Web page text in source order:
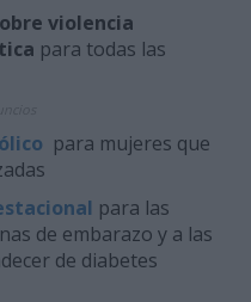
violencia
para todas las
para mujeres que
para las
de embarazo y a las
de diabetes